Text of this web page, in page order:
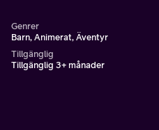
Genrer
Barn, Animerat, Äventyr
Tillgänglig
Tillgänglig 3+ månader